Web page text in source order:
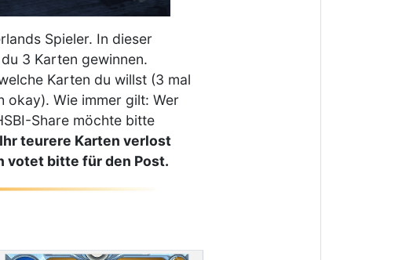
Spieler. In dieser
3 Karten gewinnen.
Karten du willst (3 mal
okay). Wie immer gilt: Wer
Share möchte bitte
teurere Karten verlost
votet bitte für den Post.